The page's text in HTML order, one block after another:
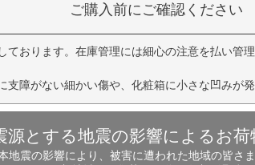
ご購入前にご確認ください
ております。在庫管理には細心の注意を払い管
障がない細かい傷や、化粧箱に小さな凹みが
源とする地震の影響によるお
地震の影響により、被害に遭われた地域の皆さ